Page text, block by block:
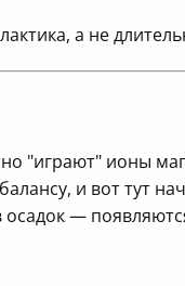
а не
"играют" ионы
и вот тут
—